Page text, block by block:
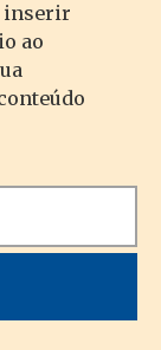
inserir
ao